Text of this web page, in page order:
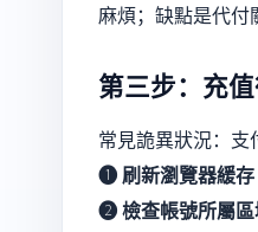
麻煩；缺點是代付
第三步：充
常見詭異狀況：支
❶ 刷新瀏覽器緩存
❷ 檢查帳號所屬區